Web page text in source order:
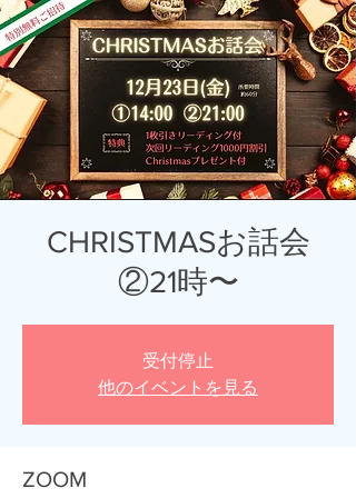
CHRISTMASお話会
②21時〜
受付停止
他のイベントを見る
ZOOM